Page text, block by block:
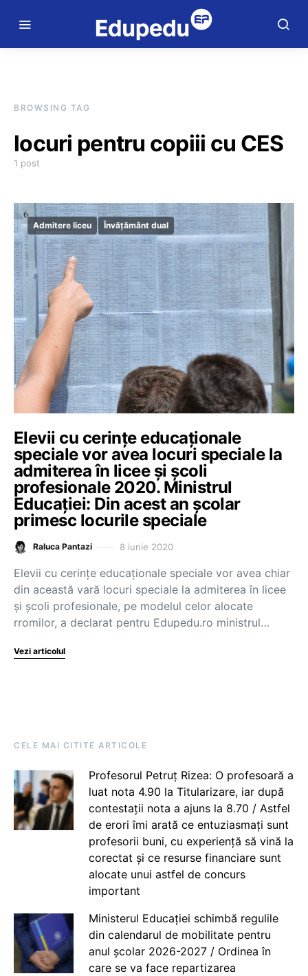
BROWSING TAG
locuri pentru copiii cu CES
1 post
Admitere liceu Învățământ dual
Elevii cu cerințe educaționale
speciale vor avea locuri speciale la
admiterea în licee și școli
profesionale 2020. Ministrul
Educației: Din acest an școlar
primesc locurile speciale
Raluca Pantazi 8 iunie 2020
Elevii cu cerințe educaționale speciale vor avea chiar
din această vară locuri speciale la admiterea în licee
și școli profesionale, pe modelul celor alocate
rromilor, a declarat pentru Edupedu.ro ministrul…
Vezi articolul
CELE MAI CITITE ARTICOLE
Profesorul Petruț Rizea: O profesoară a
luat nota 4.90 la Titularizare, iar după
contestații nota a ajuns la 8.70 / Astfel
de erori îmi arată ce entuziasmați sunt
profesorii buni, cu experiență să vină la
corectat și ce resurse financiare sunt
alocate unui astfel de concurs
important
Ministerul Educației schimbă regulile
din calendarul de mobilitate pentru
anul școlar 2026-2027 / Ordinea în
care se va face repartizarea